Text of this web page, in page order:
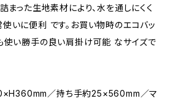
まった生地素材により、水を通しにくく
いに便利 です。お買い物時のエコバッ
使い勝手の良い肩掛け可能 なサイズで
／持ち手約25×560mm／マ